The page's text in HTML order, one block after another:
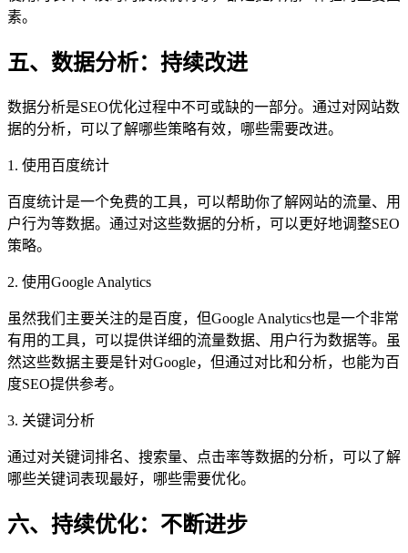
素。
五、数据分析：持续改进
数据分析是SEO优化过程中不可或缺的一部分。通过对网站数
据的分析，可以了解哪些策略有效，哪些需要改进。
1. 使用百度统计
百度统计是一个免费的工具，可以帮助你了解网站的流量、用
户行为等数据。通过对这些数据的分析，可以更好地调整SEO
策略。
2. 使用Google Analytics
虽然我们主要关注的是百度，但Google Analytics也是一个非常
有用的工具，可以提供详细的流量数据、用户行为数据等。虽
然这些数据主要是针对Google，但通过对比和分析，也能为百
度SEO提供参考。
3. 关键词分析
通过对关键词排名、搜索量、点击率等数据的分析，可以了解
哪些关键词表现最好，哪些需要优化。
六、持续优化：不断进步